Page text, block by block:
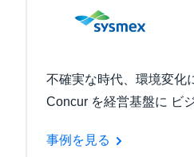
不確実な時代、環境変化
Concur を経営基盤に ビ
事例を見る